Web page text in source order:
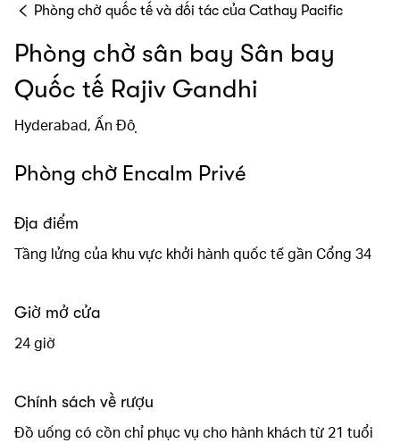
Phòng chờ quốc tế và đối tác của Cathay Pacific
Phòng chờ sân bay Sân bay
Quốc tế Rajiv Gandhi
Hyderabad, Ấn Độ
Phòng chờ Encalm Privé
Địa điểm
Tầng lửng của khu vực khởi hành quốc tế gần Cổng 34
Giờ mở cửa
24 giờ
Chính sách về rượu
Đồ uống có cồn chỉ phục vụ cho hành khách từ 21 tuổi